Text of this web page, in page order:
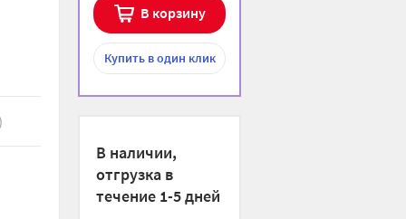
В корзину
Купитьв один клик
В наличии,
отгрузка в
течение 1-5 дней